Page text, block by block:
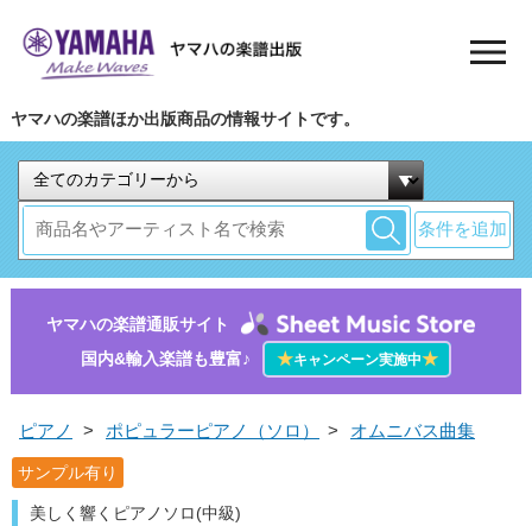
ヤマハの楽譜ほか出版商品の情報サイトです。
条件を追加
ヤマハの楽譜通販サイト
国内&輸入楽譜も豊富♪
★キャンペーン実施中★
ピアノ > ポピュラーピアノ（ソロ） > オムニバス曲集
サンプル有り
美しく響くピアノソロ(中級)